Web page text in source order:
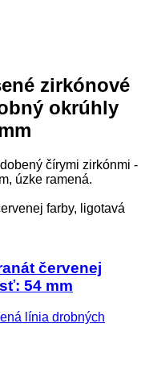
zirkónové
okrúhly
čírymi zirkónmi -
úzke ramená.
červenej
54 mm
línia drobných